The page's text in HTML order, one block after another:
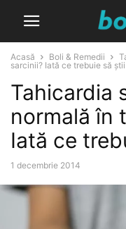
Acasă Boli & Remedii
sarcinii? Iată ce trebuie să știi
Tahicardia
normală în
Iată ce
1 decembrie 2014